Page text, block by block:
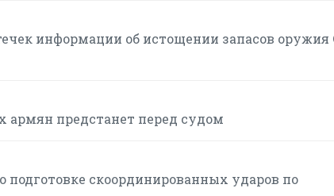
информации об истощении запасов
армян предстанет перед судом
скоординированных ударов по